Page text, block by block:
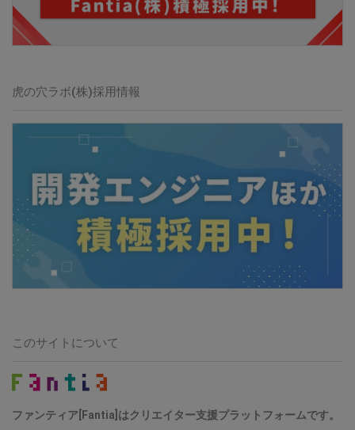
虎の穴ラボ(株)採用情報
このサイトについて
ファンティア[Fantia]はクリエイター支援プラットフォームです。